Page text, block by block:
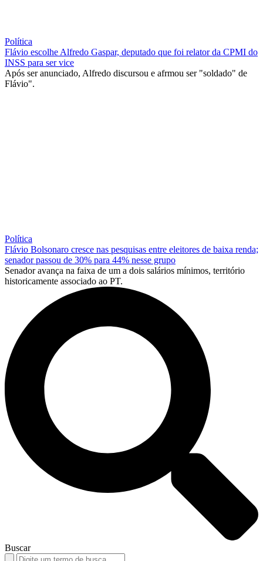
Política
Flávio escolhe Alfredo Gaspar, deputado que foi relator da CPMI do
INSS para ser vice
Após ser anunciado, Alfredo discursou e afrmou ser "soldado" de
Flávio".
Política
Flávio Bolsonaro cresce nas pesquisas entre eleitores de baixa renda;
senador passou de 30% para 44% nesse grupo
Senador avança na faixa de um a dois salários mínimos, território
historicamente associado ao PT.
Buscar
Search